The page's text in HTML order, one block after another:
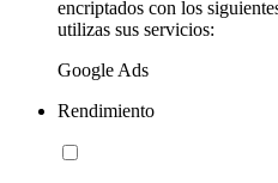
encriptados con los
utilizas sus servicios:
Google Ads
Rendimiento